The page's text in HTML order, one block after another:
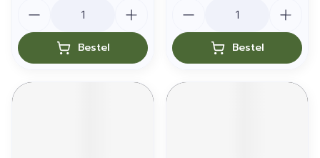
Bestel Bestel